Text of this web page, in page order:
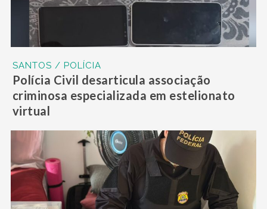
SANTOS / POLÍCIA
Polícia Civil desarticula associação
criminosa especializada em estelionato
virtual